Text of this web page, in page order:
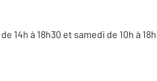
14h à 18h30 et samedi de 10h à